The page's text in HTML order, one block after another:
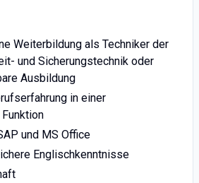
Weiterbildung als Techniker der
und Sicherungstechnik oder
Ausbildung
in einer
und MS Office
Englischkenntnisse